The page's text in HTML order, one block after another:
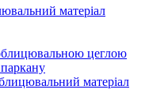
матеріал
цеглою
матеріал